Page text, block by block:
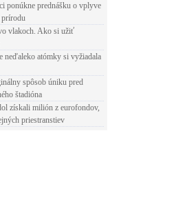
ponúkne prednášku o vplyve
prírodu
vlakoch. Ako si užiť
neďaleko atómky si vyžiadala
spôsob úniku pred
štadióna
získali milión z eurofondov,
priestranstiev